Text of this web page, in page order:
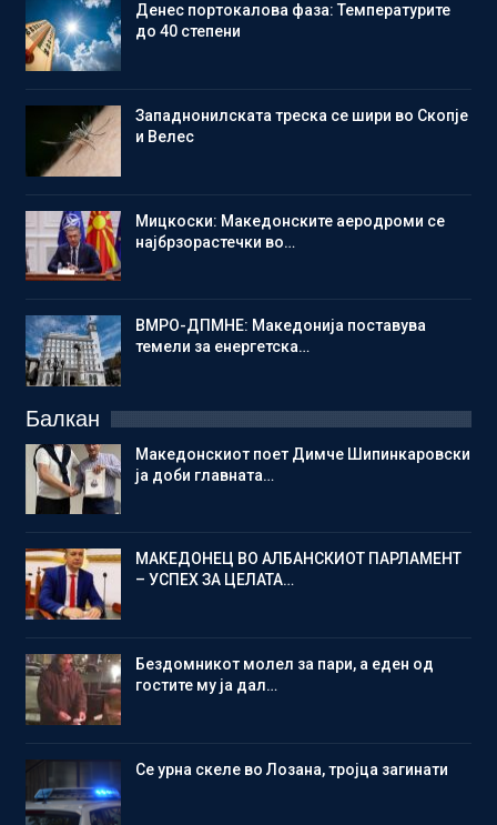
Денес портокалова фаза: Температурите
до 40 степени
Западнонилската треска се шири во Скопје
и Велес
Мицкоски: Македонските аеродроми се
најбрзорастечки во…
ВМРО-ДПМНЕ: Македонија поставува
темели за енергетска…
Балкан
Македонскиот поет Димче Шипинкаровски
ја доби главната…
МАКЕДОНЕЦ ВО АЛБАНСКИОТ ПАРЛАМЕНТ
– УСПЕХ ЗА ЦЕЛАТА…
Бездомникот молел за пари, а еден од
гостите му ја дал…
Се урна скеле во Лозана, тројца загинати